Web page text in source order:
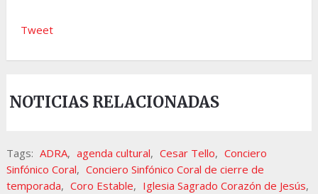
Tweet
NOTICIAS RELACIONADAS
Tags: ADRA, agenda cultural, Cesar Tello, Conciero
Sinfónico Coral, Conciero Sinfónico Coral de cierre de
temporada, Coro Estable, Iglesia Sagrado Corazón de Jesús,